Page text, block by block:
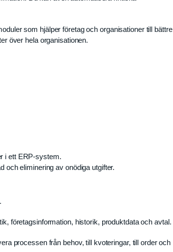
som hjälper företag och organisationer till bättre
över hela organisationen.
i ett ERP-system.
och eliminering av onödiga utgifter.
företagsinformation, historik, produktdata och avtal.
processen från behov, till kvoteringar, till order och